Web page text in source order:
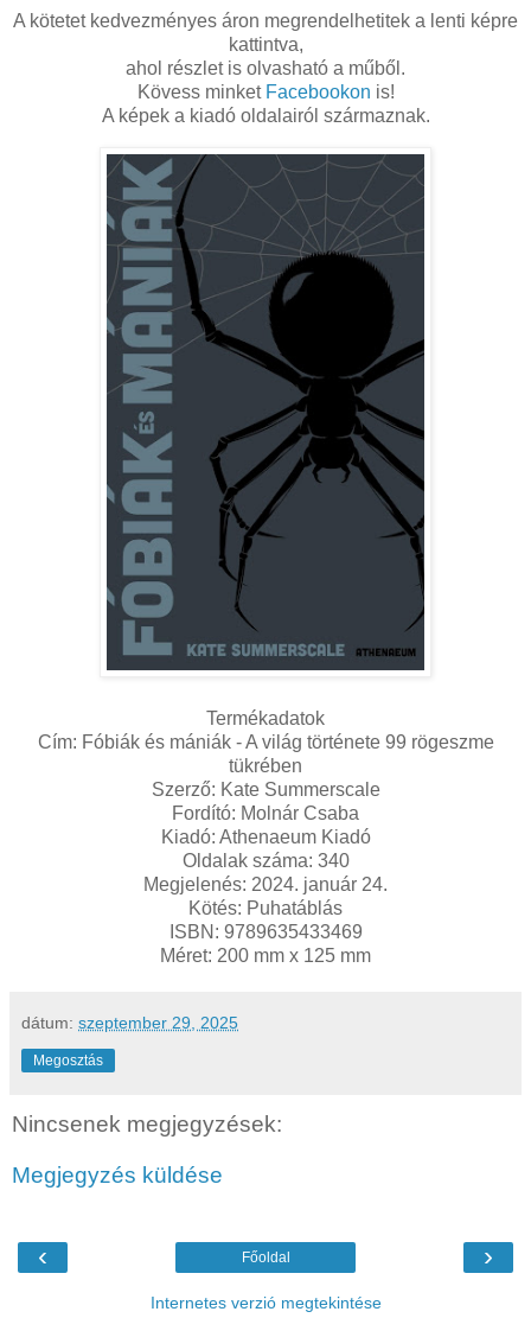
A kötetet kedvezményes áron megrendelhetitek a lenti képre
kattintva,
ahol részlet is olvasható a műből.
Kövess minket Facebookon is!
A képek a kiadó oldalairól származnak.
Termékadatok
Cím: Fóbiák és mániák - A világ története 99 rögeszme
tükrében
Szerző: Kate Summerscale
Fordító: Molnár Csaba
Kiadó: Athenaeum Kiadó
Oldalak száma: 340
Megjelenés: 2024. január 24.
Kötés: Puhatáblás
ISBN: 9789635433469
Méret: 200 mm x 125 mm
dátum: szeptember 29, 2025
Megosztás
Nincsenek megjegyzések:
Megjegyzés küldése
‹ ›
Főoldal
Internetes verzió megtekintése